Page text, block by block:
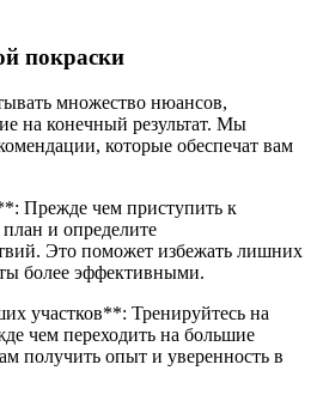
покраски
множество нюансов,
на конечный результат. Мы
которые обеспечат вам
Прежде чем приступить к
и определите
Это поможет избежать лишних
более эффективными.
участков**: Тренируйтесь на
чем переходить на большие
получить опыт и уверенность в